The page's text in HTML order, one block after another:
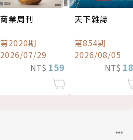
商業周刊
第2020期
2026/07/29
NT$ 159
天下雜誌
第854期
2026/08/05
NT$